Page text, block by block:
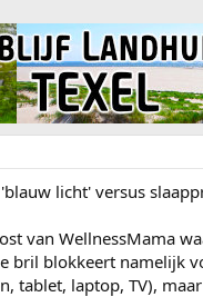
licht' versus
van WellnessMama
bril blokkeert namelijk
tablet, laptop, TV),